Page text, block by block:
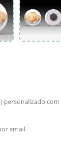
com
email.